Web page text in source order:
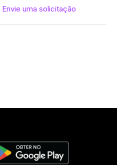
Envie uma solicitação